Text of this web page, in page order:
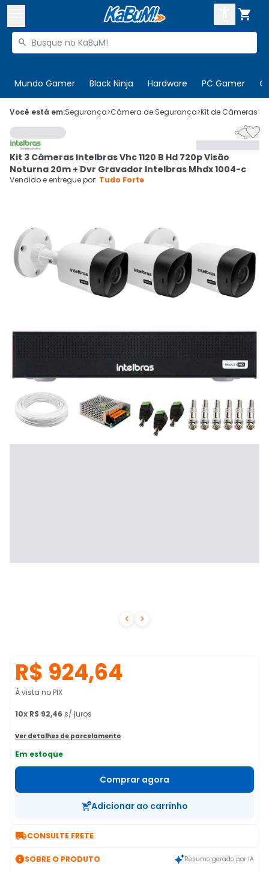

Buscar produtos

Mundo Gamer Black Ninja Hardware PC Gamer
 Olá. Acesse sua conta
 Departamentos
Cupons
CADASTRE-SE
Você está em:Segurança>Câmera de Segurança>Kit de Câmeras>
 

Kit 3 Câmeras Intelbras Vhc 1120 B Hd 720p Visão
Noturna 20m + Dvr Gravador Intelbras Mhdx 1004-c
Vendido e entregue por: Tudo Forte
R$ 924,64
À vista no PIX
10x R$ 92,46 s/ juros
Ver detalhes de parcelamento
Em estoque
Comprar agora
Adicionar ao carrinho
CONSULTE FRETE
SOBRE O PRODUTO Resumo gerado por IA